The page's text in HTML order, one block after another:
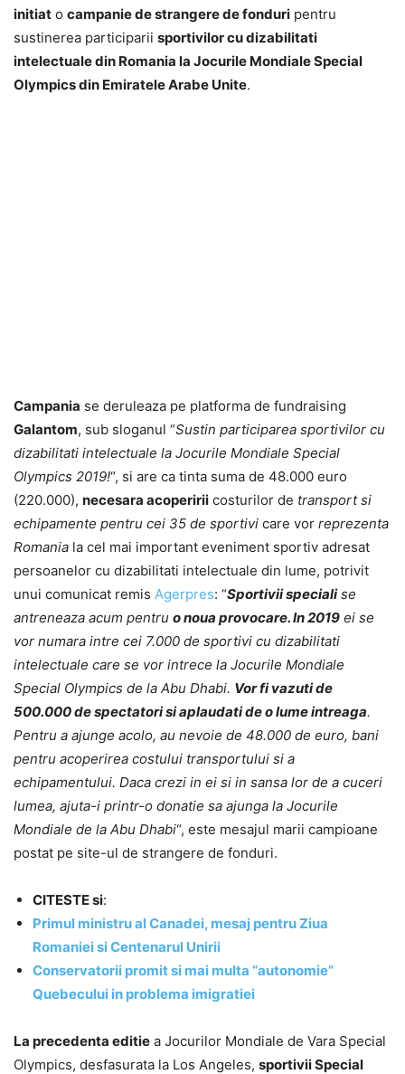
initiat o campanie de strangere de fonduri pentru
sustinerea participarii sportivilor cu dizabilitati
intelectuale din Romania la Jocurile Mondiale Special
Olympics din Emiratele Arabe Unite.
Campania se deruleaza pe platforma de fundraising
Galantom, sub sloganul “Sustin participarea sportivilor cu
dizabilitati intelectuale la Jocurile Mondiale Special
Olympics 2019!“, si are ca tinta suma de 48.000 euro
(220.000), necesara acoperirii costurilor de transport si
echipamente pentru cei 35 de sportivi care vor reprezenta
Romania la cel mai important eveniment sportiv adresat
persoanelor cu dizabilitati intelectuale din lume, potrivit
unui comunicat remis Agerpres: “Sportivii specialise
antreneaza acum pentru o noua provocare. In 2019 ei se
vor numara intre cei 7.000 de sportivi cu dizabilitati
intelectuale care se vor intrece la Jocurile Mondiale
Special Olympics de la Abu Dhabi. Vor fi vazuti de
500.000 de spectatori si aplaudati de o lume intreaga.
Pentru a ajunge acolo, au nevoie de 48.000 de euro, bani
pentru acoperirea costului transportului si a
echipamentului. Daca crezi in ei si in sansa lor de a cuceri
lumea, ajuta-i printr-o donatie sa ajunga la Jocurile
Mondiale de la Abu Dhabi“, este mesajul marii campioane
postat pe site-ul de strangere de fonduri.
CITESTE si:
Primul ministru al Canadei, mesaj pentru Ziua
Romaniei si Centenarul Unirii
Conservatorii promit si mai multa “autonomie”
Quebecului in problema imigratiei
La precedenta editie a Jocurilor Mondiale de Vara Special
Olympics, desfasurata la Los Angeles, sportivii Special